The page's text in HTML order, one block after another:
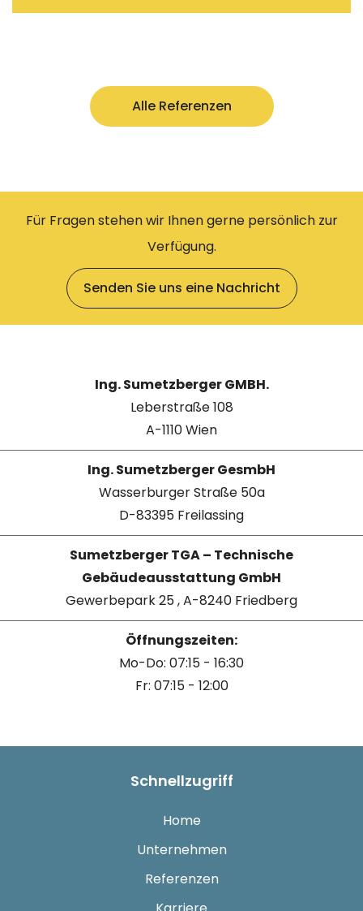
Alle Referenzen
Für Fragen stehen wir Ihnen gerne persönlich zur
Verfügung.
Senden Sie uns eine Nachricht
Ing. Sumetzberger GMBH.
Leberstraße 108
A-1110 Wien
Ing. Sumetzberger GesmbH
Wasserburger Straße 50a
D-83395 Freilassing
Sumetzberger TGA – Technische
Gebäudeausstattung GmbH
Gewerbepark 25 , A-8240 Friedberg
Öffnungszeiten:
Mo-Do: 07:15 - 16:30
Fr: 07:15 - 12:00
Schnellzugriff
Home
Unternehmen
Referenzen